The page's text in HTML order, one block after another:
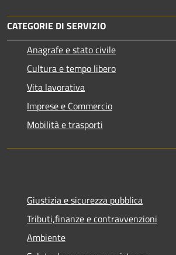
CATEGORIE DI SERVIZIO
Anagrafe e stato civile
Cultura e tempo libero
Vita lavorativa
Imprese e Commercio
Mobilità e trasporti
Giustizia e sicurezza pubblica
Tributi,finanze e contravvenzioni
Ambiente